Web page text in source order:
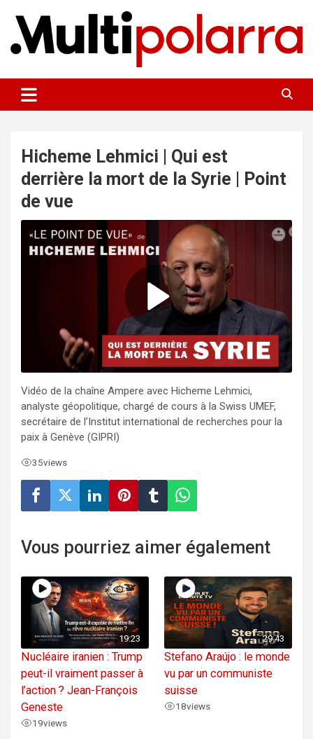
contenu
Multipolarra
Hicheme Lehmici | Qui est
derrière la mort de la Syrie | Point
de vue
Vidéo de la chaîne Ampere avec Hicheme Lehmici,
analyste géopolitique, chargé de cours à la Swiss UMEF,
secrétaire de l’Institut international de recherches pour la
paix à Genève (GIPRI)
35views
Vous pourriez aimer également
19:23
Nucléaire iranien : Trump
peut-il vraiment passer à
l’action ? Jean-François
Geneste
19views
29:43
Stefano Araújo : le monde
vu par un communiste
suisse
18views